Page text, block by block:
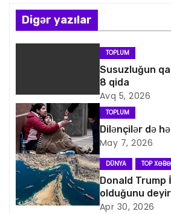
n
a
i
q
a
s
i
Digər yazılar
TOPLUM
Susuzluğun
8 qida
Avq 5, 2026
TOPLUM
Dilənçilər də
May 7, 2026
DÜNYA TOP
Donald Trump
olduğunu deyir
Apr 30, 2026